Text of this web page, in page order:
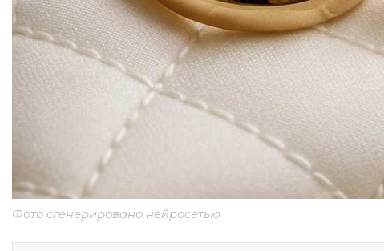
Фото сгенерировано нейросетью